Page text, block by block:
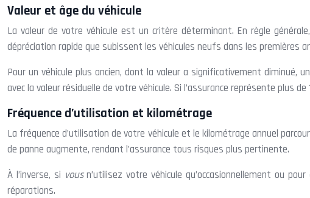
Valeur et âge du véhicule
La valeur de votre véhicule est un critère déterminant. En règle
dépréciation rapide que subissent les véhicules neufs dans les premières
Pour un véhicule plus ancien, dont la valeur a significativement diminué,
avec la valeur résiduelle de votre véhicule. Si l’assurance représente plus
Fréquence d’utilisation et kilométrage
La fréquence d’utilisation de votre véhicule et le kilométrage annuel
de panne augmente, rendant l’assurance tous risques plus pertinente.
À l’inverse, si vousn’utilisez votre véhicule qu’occasionnellement ou
réparations.